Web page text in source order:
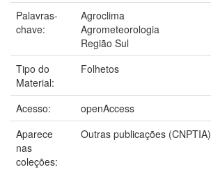
Palavras-
chave:
Agroclima
Agrometeorologia
Região Sul
Tipo do
Material:
Folhetos
Acesso:
openAccess
Aparece
nas
coleções:
Outras publicações (CNPTIA)